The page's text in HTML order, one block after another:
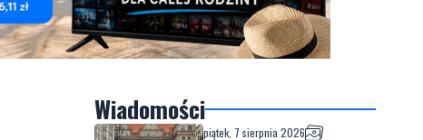
Wiadomości
piątek, 7 sierpnia 2026